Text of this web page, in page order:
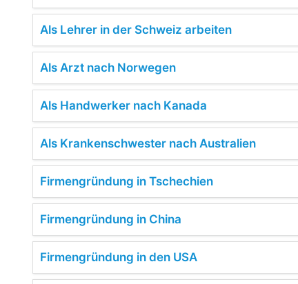
Als Lehrer in der Schweiz arbeiten
Als Arzt nach Norwegen
Als Handwerker nach Kanada
Als Krankenschwester nach Australien
Firmengründung in Tschechien
Firmengründung in China
Firmengründung in den USA